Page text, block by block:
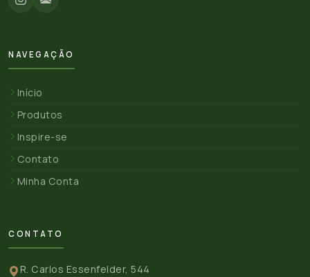
NAVEGAÇÃO
Início
Produtos
Inspire-se
Contato
Minha Conta
CONTATO
R. Carlos Essenfelder, 544